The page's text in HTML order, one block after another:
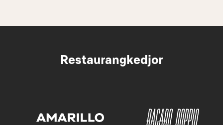
Restaurangkedjor